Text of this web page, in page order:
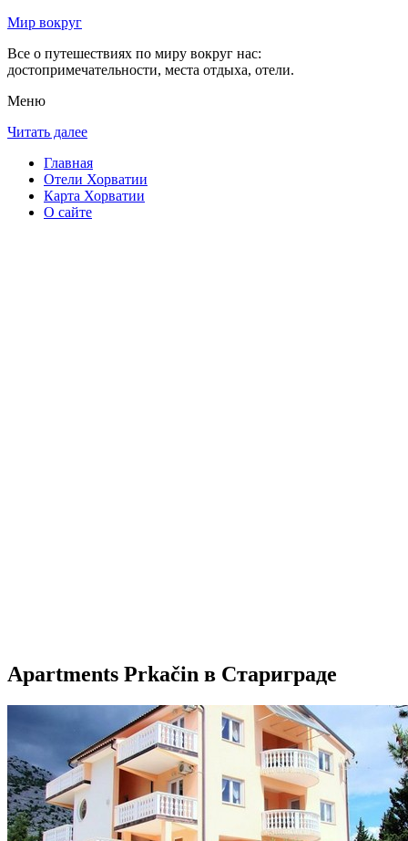
Мир вокруг
Все о путешествиях по миру вокруг нас:
достопримечательности, места отдыха, отели.
Меню
Читать далее
Главная
Отели Хорватии
Карта Хорватии
О сайте
Apartments Prkačin в Стариграде